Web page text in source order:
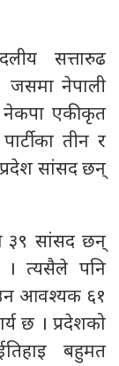
सत्तारुढ
जसमा नेपाली
नेकपा एकीकृत
तीन र
प्रदेश सांसद छन्
३९ सांसद छन्
। त्यसैले पनि
आवश्यक ६१
छ । प्रदेशको
बहुमत